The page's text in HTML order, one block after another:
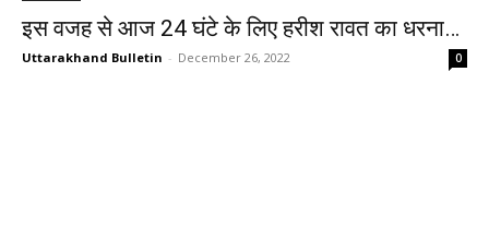
इस वजह से आज 24 घंटे के लिए हरीश रावत का धरना…
Uttarakhand Bulletin - December 26, 2022 0